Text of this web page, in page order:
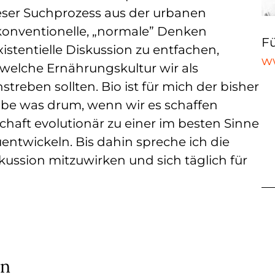
Suchprozess aus der urbanen
„normale” Denken
Diskussion zu entfachen,
Ernährungskultur wir als
sollten. Bio ist für mich der bisher
was drum, wenn wir es schaffen
evolutionär zu einer im besten Sinne
Bis dahin spreche ich die
mitzuwirken und sich täglich für